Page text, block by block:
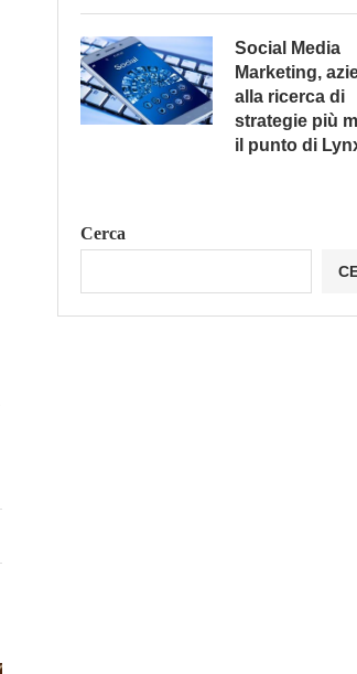
Social Media
Marketing,
alla ricerca di
strategie più
il punto di
Cerca